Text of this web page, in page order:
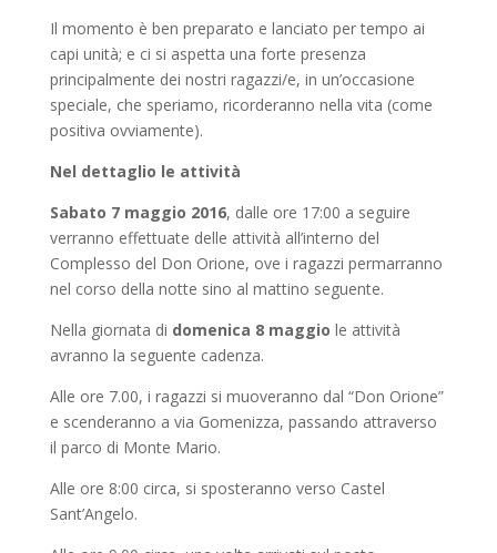
Il momento è ben preparato e lanciato per tempo ai
capi unità; e ci si aspetta una forte presenza
principalmente dei nostri ragazzi/e, in un’occasione
speciale, che speriamo, ricorderanno nella vita (come
positiva ovviamente).
Nel dettaglio le attività
Sabato 7 maggio 2016, dalle ore 17:00 a seguire
verranno effettuate delle attività all’interno del
Complesso del Don Orione, ove i ragazzi permarranno
nel corso della notte sino al mattino seguente.
Nella giornata di domenica 8 maggio le attività
avranno la seguente cadenza.
Alle ore 7.00, i ragazzi si muoveranno dal “Don Orione”
e scenderanno a via Gomenizza, passando attraverso
il parco di Monte Mario.
Alle ore 8:00 circa, si sposteranno verso Castel
Sant’Angelo.